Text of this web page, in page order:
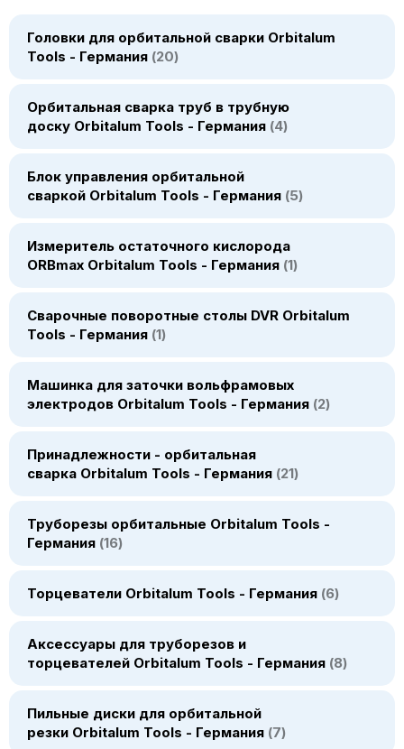
Головки для орбитальной сварки Orbitalum
Tools - Германия 20
Орбитальная сварка труб в трубную
доску Orbitalum Tools - Германия 4
Блок управления орбитальной
сваркой Orbitalum Tools - Германия 5
Измеритель остаточного кислорода
ORBmax Orbitalum Tools - Германия 1
Сварочные поворотные столы DVR Orbitalum
Tools - Германия 1
Машинка для заточки вольфрамовых
электродов Orbitalum Tools - Германия 2
Принадлежности - орбитальная
сварка Orbitalum Tools - Германия 21
Труборезы орбитальные Orbitalum Tools -
Германия 16
Торцеватели Orbitalum Tools - Германия 6
Аксессуары для труборезов и
торцевателей Orbitalum Tools - Германия 8
Пильные диски для орбитальной
резки Orbitalum Tools - Германия 7